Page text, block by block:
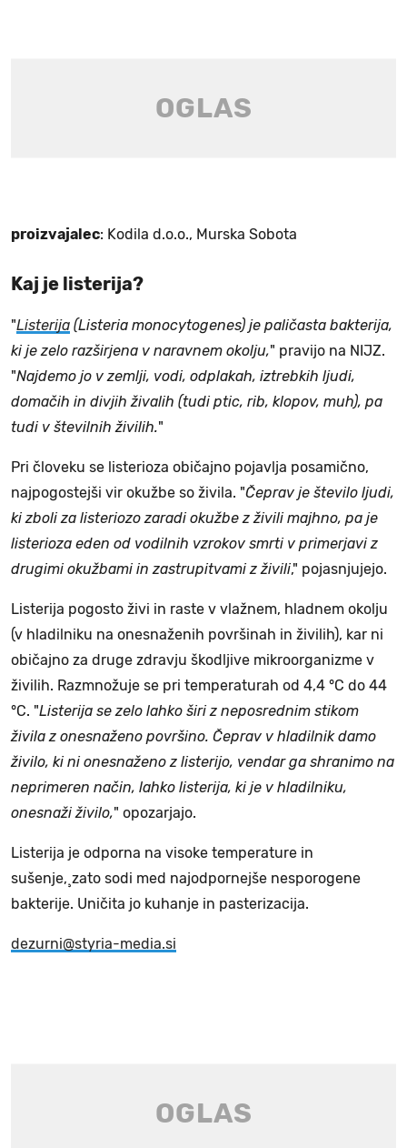
proizvajalec: Kodila d.o.o., Murska Sobota
Kaj je listerija?
"Listerija (Listeria monocytogenes) je paličasta bakterija,
ki je zelo razširjena v naravnem okolju," pravijo na NIJZ.
"Najdemo jo v zemlji, vodi, odplakah, iztrebkih ljudi,
domačih in divjih živalih (tudi ptic, rib, klopov, muh), pa
tudi v številnih živilih."
Pri človeku se listerioza običajno pojavlja posamično,
najpogostejši vir okužbe so živila. "Čeprav je število ljudi,
ki zboli za listeriozo zaradi okužbe z živili majhno, pa je
listerioza eden od vodilnih vzrokov smrti v primerjavi z
drugimi okužbami in zastrupitvami z živili," pojasnjujejo.
Listerija pogosto živi in raste v vlažnem, hladnem okolju
(v hladilniku na onesnaženih površinah in živilih), kar ni
običajno za druge zdravju škodljive mikroorganizme v
živilih. Razmnožuje se pri temperaturah od 4,4 °C do 44
°C. "Listerija se zelo lahko širi z neposrednim stikom
živila z onesnaženo površino. Čeprav v hladilnik damo
živilo, ki ni onesnaženo z listerijo, vendar ga shranimo na
neprimeren način, lahko listerija, ki je v hladilniku,
onesnaži živilo," opozarjajo.
Listerija je odporna na visoke temperature in
sušenje,¸zato sodi med najodpornejše nesporogene
bakterije. Uničita jo kuhanje in pasterizacija.
dezurni@styria-media.si